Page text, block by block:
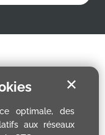
optimale, des
aux réseaux
✕